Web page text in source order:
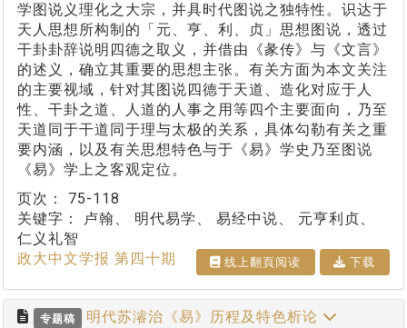
学图说义理化之大宗，并具时代图说之独特性。识达于
天人思想所构制的「元、亨、利、贞」思想图说，透过
干卦卦辞说明四德之取义，并借由《彖传》与《文言》
的述义，确立其重要的思想主张。有关方面为本文关注
的主要视域，针对其图说四德于天道、造化对应于人
性、干卦之道、人道的人事之用等四个主要面向，乃至
天道同于干道同于理与太极的关系，具体勾勒有关之重
要内涵，以及有关思想特色与于《易》学史乃至图说
《易》学上之客观定位。
页次： 75-118
关键字：
卢翰、 明代易学、 易经中说、 元亨利贞、
仁义礼智
政大中文学报 第四十期
线上翻⾴阅读 下载
专题稿 明代苏濬治《易》历程及特色析论